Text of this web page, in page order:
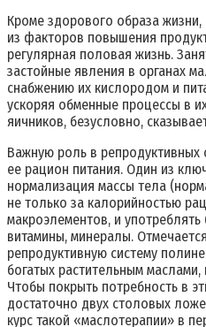
Кроме здорового образа
из факторов повышения
регулярная половая жизнь.
застойные явления в органах
снабжению их кислородом и
ускоряя обменные процессы в
яичников, безусловно,
Важную роль в репродуктивных
ее рацион питания. Один из
нормализация массы тела
не только за калорийностью
макроэлементов, и
витамины, минералы.
репродуктивную систему
богатых растительным
Чтобы покрыть потребность в
достаточно двух столовых
курс такой «маслотерапии» в